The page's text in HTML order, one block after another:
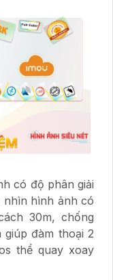
có độ phân giải
nhìn hình ảnh có
30m, chống
đàm thoại 2
thể quay xoay